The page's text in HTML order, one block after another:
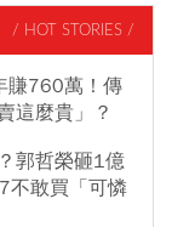
/ HOT STORIES /
賺760萬！傳
這麼貴」？
郭哲榮砸1億
不敢買「可憐